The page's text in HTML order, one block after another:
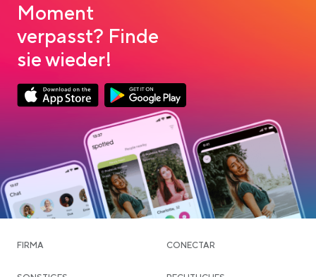
Moment
verpasst? Finde
sie wieder!
Google Play Download
FIRMA CONECTAR